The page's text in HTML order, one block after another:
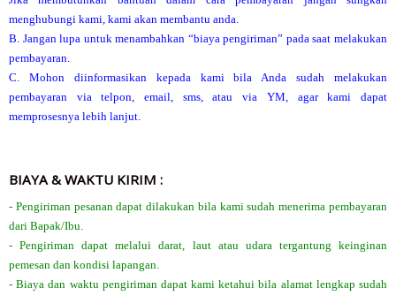
menghubungi kami, kami akan membantu anda.
B. Jangan lupa untuk menambahkan “biaya pengiriman” pada saat melakukan
pembayaran.
C. Mohon diinformasikan kepada kami bila Anda sudah melakukan
pembayaran via telpon, email, sms, atau via YM, agar kami dapat
memprosesnya lebih lanjut.
BIAYA & WAKTU KIRIM :
- Pengiriman pesanan dapat dilakukan bila kami sudah menerima pembayaran
dari Bapak/Ibu.
- Pengiriman dapat melalui darat, laut atau udara tergantung keinginan
pemesan dan kondisi lapangan.
- Biaya dan waktu pengiriman dapat kami ketahui bila alamat lengkap sudah